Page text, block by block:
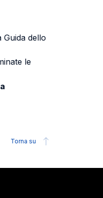
dello
le
Torna su